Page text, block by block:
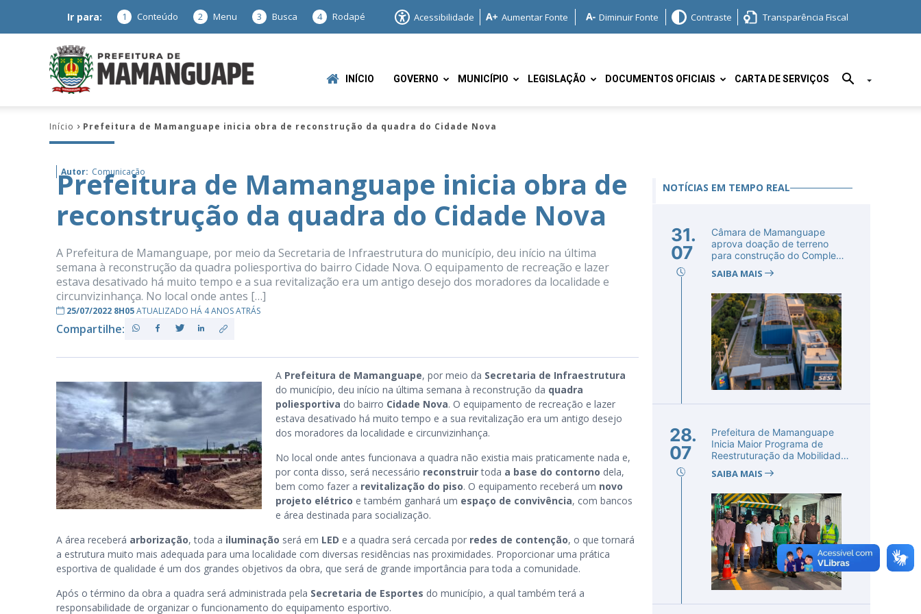
Ir para: 1 Conteúdo 2 Menu 3 Busca 4 Rodapé Acessibilidade Aumentar Fonte Diminuir Fonte Contraste Transparência Fiscal
Mamanguape
–
PB
INÍCIO GOVERNO MUNICÍPIO LEGISLAÇÃO DOCUMENTOS OFICIAIS CARTA DE SERVIÇOS
Início Prefeitura de Mamanguape inicia obra de reconstrução da quadra do Cidade Nova
Autor: Comunicação
Prefeitura de Mamanguape inicia obra de
reconstrução da quadra do Cidade Nova
A Prefeitura de Mamanguape, por meio da Secretaria de Infraestrutura do município, deu início na última
semana à reconstrução da quadra poliesportiva do bairro Cidade Nova. O equipamento de recreação e lazer
estava desativado há muito tempo e a sua revitalização era um antigo desejo dos moradores da localidade e
circunvizinhança. No local onde antes […]
25/07/2022 8H05ATUALIZADO HÁ 4 ANOS ATRÁS
Compartilhe:
A Prefeitura de Mamanguape, por meio da Secretaria de Infraestrutura
do município, deu início na última semana à reconstrução da quadra
poliesportiva do bairro Cidade Nova. O equipamento de recreação e lazer
estava desativado há muito tempo e a sua revitalização era um antigo desejo
dos moradores da localidade e circunvizinhança.
No local onde antes funcionava a quadra não existia mais praticamente nada e,
por conta disso, será necessário reconstruirtoda a base do contorno dela,
bem como fazer a revitalização do piso. O equipamento receberá um novo
projeto elétrico e também ganhará um espaço de convivência, com bancos
e área destinada para socialização.
A área receberá arborização, toda a iluminação será em LED e a quadra será cercada por redes de contenção, o que tornará
a estrutura muito mais adequada para uma localidade com diversas residências nas proximidades. Proporcionar uma prática
esportiva de qualidade é um dos grandes objetivos da obra, que será de grande importância para toda a comunidade.
Após o término da obra a quadra será administrada pela Secretaria de Esportes do município, a qual também terá a
responsabilidade de organizar o funcionamento do equipamento esportivo.
NOTÍCIAS EM TEMPO REAL
31.
07
Câmara de Mamanguape
aprova doação de terreno
para construção do Complexo
SAIBA MAIS
28.
07
Prefeitura de Mamanguape
Inicia Maior Programa de
Reestruturação da Mobilidade
SAIBA MAIS